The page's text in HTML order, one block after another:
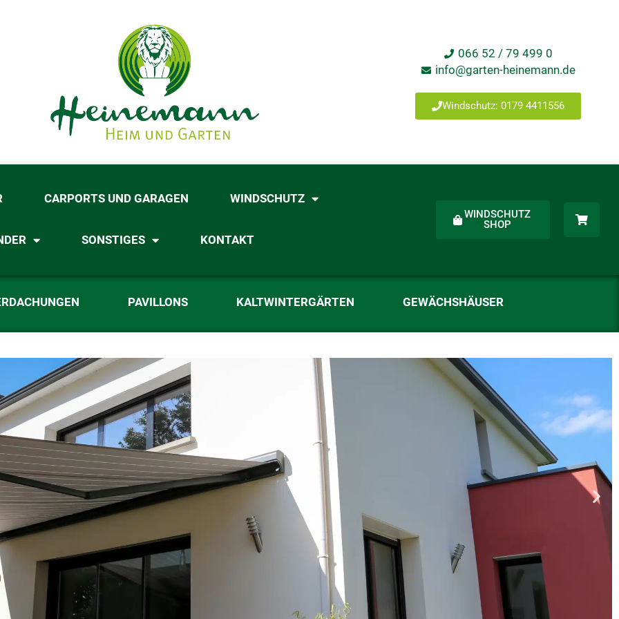
066 52 / 79 499 0
info@garten-heinemann.de
Windschutz: 0179 4411556
CARPORTS UND GARAGEN WINDSCHUTZ
SONSTIGES KONTAKT
WINDSCHUTZ
SHOP
PAVILLONS KALTWINTERGÄRTEN GEWÄCHSHÄUSER